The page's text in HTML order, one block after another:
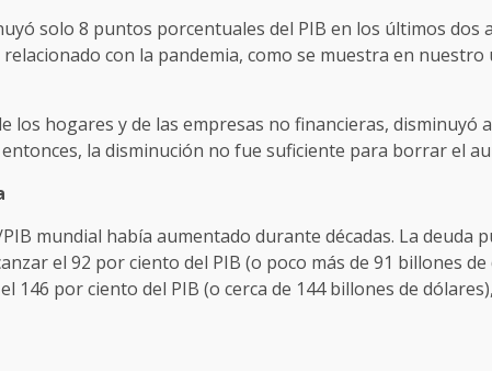
solo 8 puntos porcentuales del PIB en los últimos dos
con la pandemia, como se muestra en nuestro
los hogares y de las empresas no financieras, disminuyó
la disminución no fue suficiente para borrar el
mundial había aumentado durante décadas. La deuda
el 92 por ciento del PIB (o poco más de 91 billones
146 por ciento del PIB (o cerca de 144 billones de